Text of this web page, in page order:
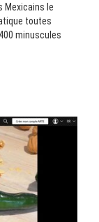
Mexicains le
toutes
minuscules